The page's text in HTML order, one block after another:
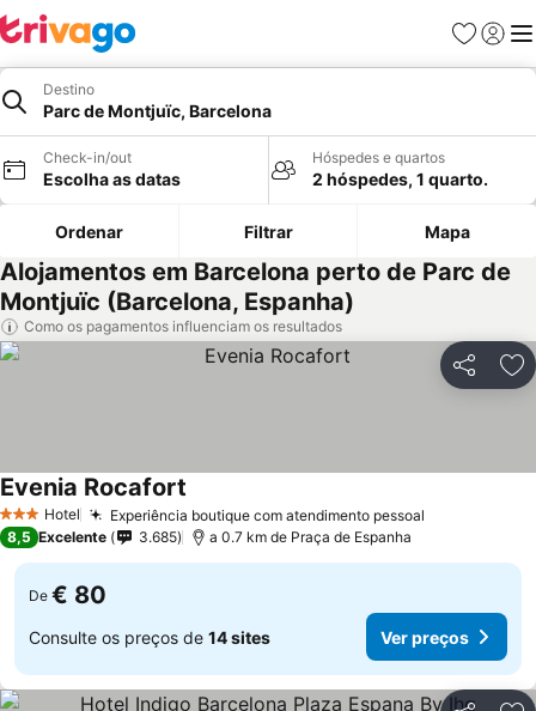
Favoritos
Iniciar
Destino
Parc de Montjuïc, Barcelona
Check-in/out
Escolha as datas
Hóspedes e quartos
2 hóspedes, 1 quarto.
Ordenar Filtrar Mapa
Alojamentos em Barcelona perto de Parc de
Montjuïc (Barcelona, Espanha)
Como os pagamentos influenciam os resultados
Partilhar
3 EstrelasHotel Experiência boutique com atendimento pessoal
Evenia Rocafort
8,5 Excelente 3.685 a 0.7 km de Praça de Espanha
De € 80
Consulte os preços de 14 sites Ver preços